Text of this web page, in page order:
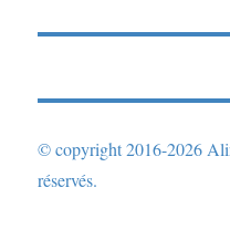
© copyright 2016-2026
réservés.